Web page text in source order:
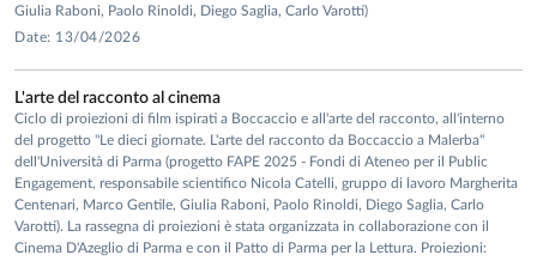
Giulia Raboni, Paolo Rinoldi, Diego Saglia, Carlo Varotti)
Date: 13/04/2026
L'arte del racconto al cinema
Ciclo di proiezioni di film ispirati a Boccaccio e all'arte del racconto, all'interno
del progetto "Le dieci giornate. L'arte del racconto da Boccaccio a Malerba"
dell'Università di Parma (progetto FAPE 2025 - Fondi di Ateneo per il Public
Engagement, responsabile scientifico Nicola Catelli, gruppo di lavoro Margherita
Centenari, Marco Gentile, Giulia Raboni, Paolo Rinoldi, Diego Saglia, Carlo
Varotti). La rassegna di proiezioni è stata organizzata in collaborazione con il
Cinema D'Azeglio di Parma e con il Patto di Parma per la Lettura. Proiezioni: